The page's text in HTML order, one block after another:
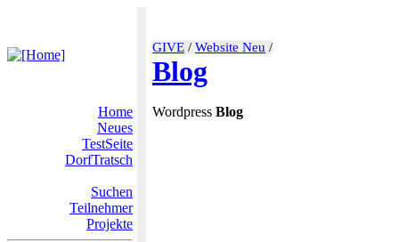
GIVE / Website Neu /
Blog
Home
Neues
TestSeite
DorfTratsch
Suchen
Teilnehmer
Projekte
Wordpress Blog